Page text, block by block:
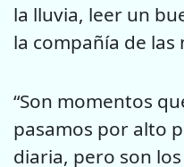
la lluvia, leer un
la compañía de las
“Son momentos
pasamos por alto
diaria, pero son